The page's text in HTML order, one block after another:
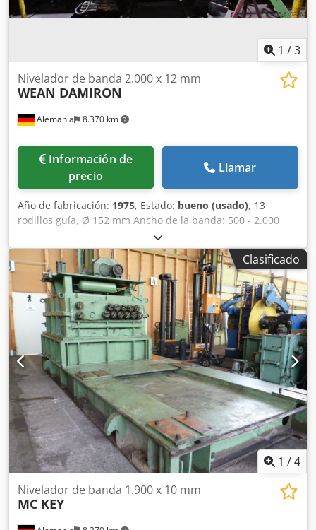
1 /3
Alemania 8.370 km
Nivelador de banda 2.000 x 12 mm
WEAN DAMIRON
Información de
precio
Llamar
Año de fabricación: 1975, Estado: bueno (usado), 13
rodillos guía, Ø 152 mm Ancho de la banda: 500 - 2.000
mm Espesor de la banda: máx. 12 mm Dodpog Iii Ajfx
Adqsck
Clasificado
1 /4
Nivelador de banda 1.900 x 10 mm
MC KEY